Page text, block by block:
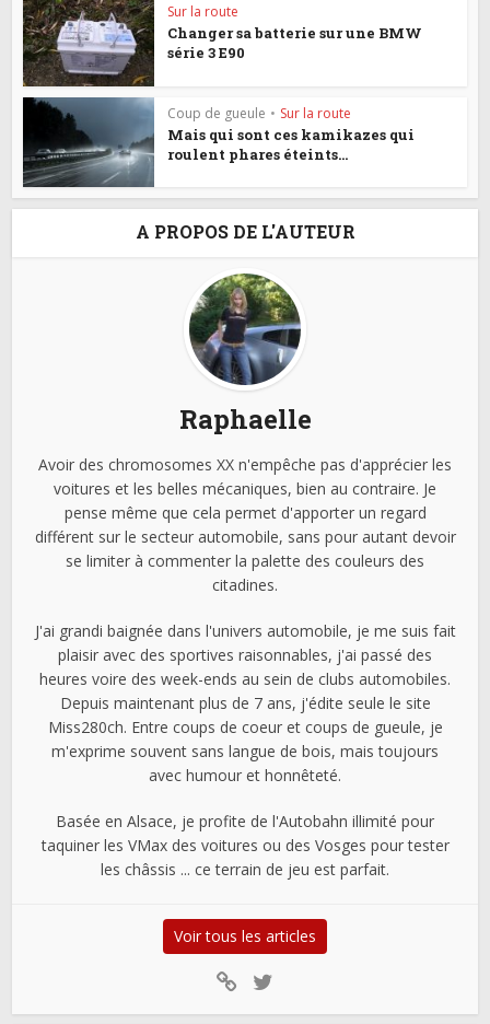
Sur la route
Changer sa batterie sur une BMW
série 3 E90
Coup de gueule • Sur la route
Mais qui sont ces kamikazes qui
roulent phares éteints...
A PROPOS DE L'AUTEUR
Raphaelle
Avoir des chromosomes XX n'empêche pas d'apprécier les
voitures et les belles mécaniques, bien au contraire. Je
pense même que cela permet d'apporter un regard
différent sur le secteur automobile, sans pour autant devoir
se limiter à commenter la palette des couleurs des
citadines.
J'ai grandi baignée dans l'univers automobile, je me suis fait
plaisir avec des sportives raisonnables, j'ai passé des
heures voire des week-ends au sein de clubs automobiles.
Depuis maintenant plus de 7 ans, j'édite seule le site
Miss280ch. Entre coups de coeur et coups de gueule, je
m'exprime souvent sans langue de bois, mais toujours
avec humour et honnêteté.
Basée en Alsace, je profite de l'Autobahn illimité pour
taquiner les VMax des voitures ou des Vosges pour tester
les châssis ... ce terrain de jeu est parfait.
Voir tous les articles